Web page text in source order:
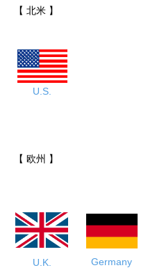
【 北米 】
U.S.
【 欧州 】
U.K. Germany